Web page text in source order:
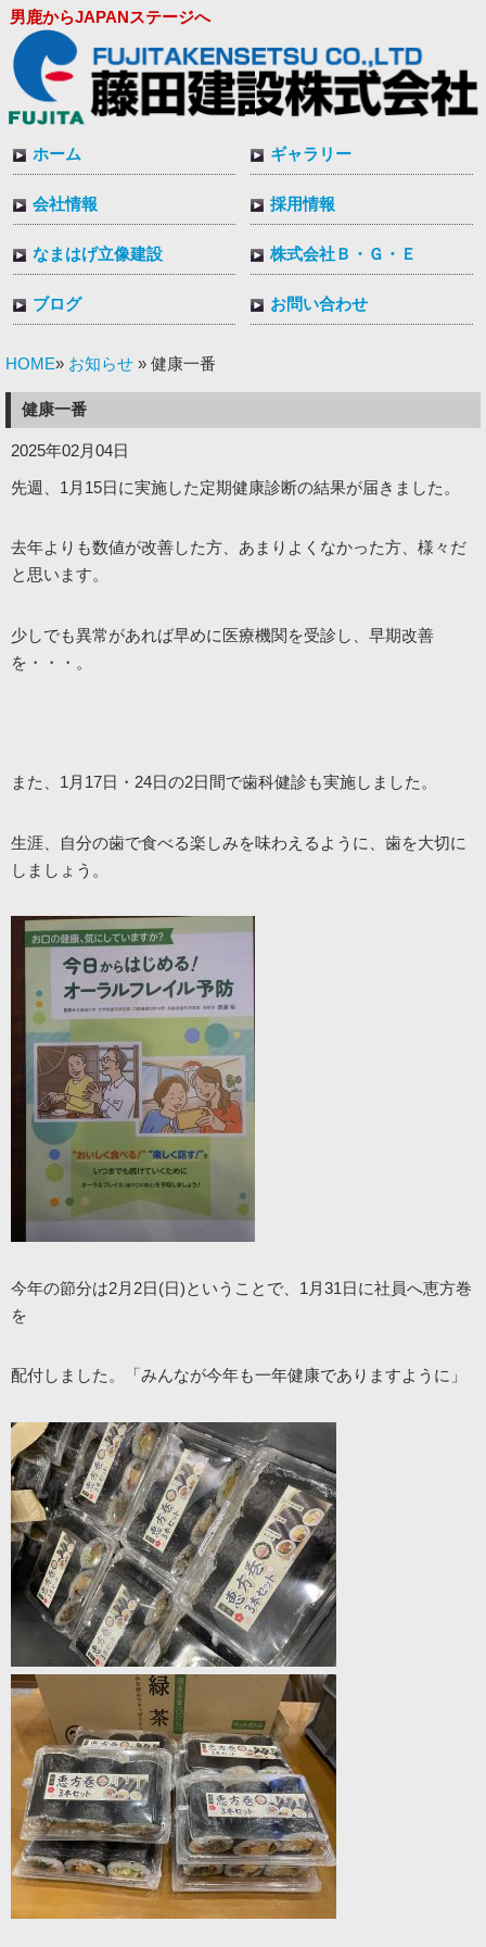
男鹿からJAPANステージへ
ホーム ギャラリー
会社情報 採用情報
なまはげ立像建設 株式会社Ｂ・Ｇ・Ｅ
ブログ お問い合わせ
HOME» お知らせ » 健康一番
健康一番
2025年02月04日
先週、1月15日に実施した定期健康診断の結果が届きました。
去年よりも数値が改善した方、あまりよくなかった方、様々だ
と思います。
少しでも異常があれば早めに医療機関を受診し、早期改善
を・・・。
また、1月17日・24日の2日間で歯科健診も実施しました。
生涯、自分の歯で食べる楽しみを味わえるように、歯を大切に
しましょう。
今年の節分は2月2日(日)ということで、1月31日に社員へ恵方巻
を
配付しました。「みんなが今年も一年健康でありますように」